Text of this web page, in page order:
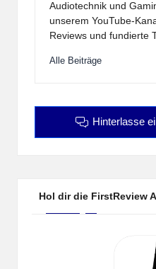
Audiotechnik und
unserem YouTube-
Reviews und fundierte
Alle Beiträge
Hinterlasse
Hol dir die FirstReview